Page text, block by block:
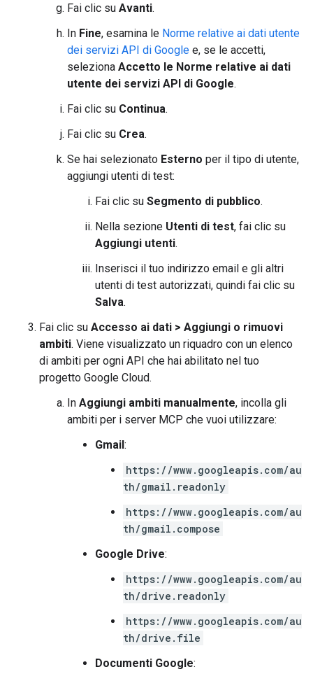
Fai clic su Avanti.
In Fine, esamina le Norme relative ai dati utente
dei servizi API di Google e, se le accetti,
seleziona Accetto le Norme relative ai dati
utente dei servizi API di Google.
Fai clic su Continua.
Fai clic su Crea.
Se hai selezionato Esterno per il tipo di utente,
aggiungi utenti di test:
Fai clic su Segmento di pubblico.
Nella sezione Utenti di test, fai clic su
Aggiungi utenti.
Inserisci il tuo indirizzo email e gli altri
utenti di test autorizzati, quindi fai clic su
Salva.
Fai clic su Accesso ai dati > Aggiungi o rimuovi
ambiti. Viene visualizzato un riquadro con un elenco
di ambiti per ogni API che hai abilitato nel tuo
progetto Google Cloud.
In Aggiungi ambiti manualmente, incolla gli
ambiti per i server MCP che vuoi utilizzare:
Gmail:
https://www.googleapis.com/au
th/gmail.readonly
https://www.googleapis.com/au
th/gmail.compose
Google Drive:
https://www.googleapis.com/au
th/drive.readonly
https://www.googleapis.com/au
th/drive.file
Documenti Google: